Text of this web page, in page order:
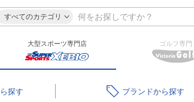
すべてのカテゴリ
大型スポーツ専門店 ゴルフ専門
ブランド